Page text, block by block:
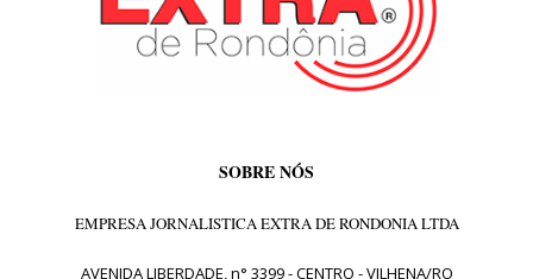
SOBRE NÓS
EMPRESA JORNALISTICA EXTRA DE RONDONIA LTDA
AVENIDA LIBERDADE, n° 3399 - CENTRO - VILHENA/RO